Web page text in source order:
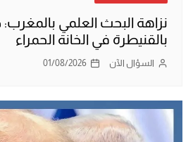
نزاهة البحث العلمي
بالقنيطرة في الخانة الحمراء
السؤال الآن 01/08/2026